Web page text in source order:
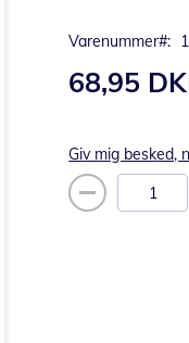
Varenummer
68,95
Giv mig besked,